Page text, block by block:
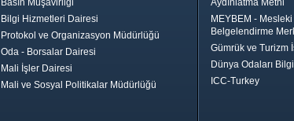
Basın Müşavirliği
Bilgi Hizmetleri Dairesi
Protokol ve Organizasyon Müdürlüğü
Oda - Borsalar Dairesi
Mali İşler Dairesi
Mali ve Sosyal Politikalar Müdürlüğü
Aydınlatma Metni
MEYBEM -
Belgelendirme
Gümrük ve Turizm
Dünya Odaları Bilgi
ICC-Turkey